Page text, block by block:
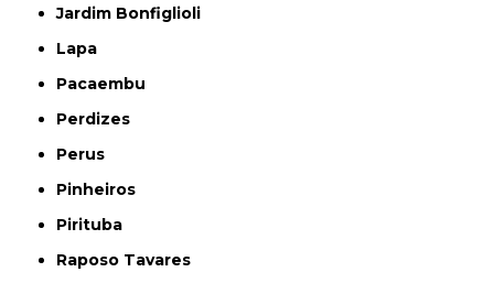
Jardim Bonfiglioli
Lapa
Pacaembu
Perdizes
Perus
Pinheiros
Pirituba
Raposo Tavares